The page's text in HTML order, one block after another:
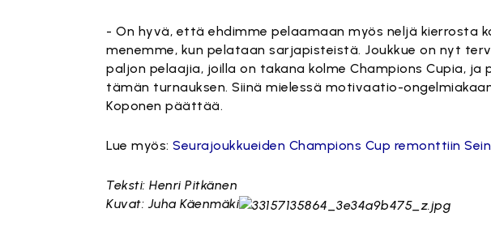
- On hyvä, että ehdimme pelaamaan myös neljä kierrosta
menemme, kun pelataan sarjapisteistä. Joukkue on nyt
paljon pelaajia, joilla on takana kolme Champions Cupia,
tämän turnauksen. Siinä mielessä motivaatio-
Koponen päättää.
Lue myös:Seurajoukkueiden Champions Cup remonttiin
Teksti: Henri Pitkänen
Kuvat: Juha Käenmäki